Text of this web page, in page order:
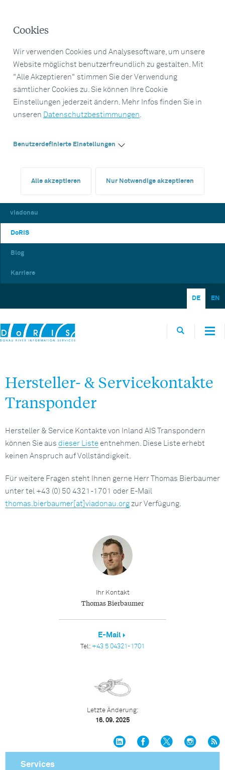
Cookies
Wir verwenden Cookies und Analysesoftware, um unsere
Website möglichst benutzerfreundlich zu gestalten. Mit
"Alle Akzeptieren" stimmen Sie der Verwendung
sämtlicher Cookies zu. Sie können Ihre Cookie
Einstellungen jederzeit ändern. Mehr Infos finden Sie in
unseren Datenschutzbestimmungen.
Benutzerdefinierte Einstellungen
Alle akzeptieren Nur Notwendige akzeptieren
viadonau
DoRIS
Blog
Karriere
DE EN
Hersteller- & Servicekontakte
Transponder
Hersteller & Service Kontakte von Inland AIS Transpondern
können Sie aus dieser Liste entnehmen. Diese Liste erhebt
keinen Anspruch auf Vollständigkeit.
Für weitere Fragen steht Ihnen gerne Herr Thomas Bierbaumer
unter tel +43 (0) 50 4321-1701 oder E-Mail
thomas.bierbaumer[at]viadonau.org zur Verfügung.
Ihr Kontakt
Thomas Bierbaumer
E-Mail
Tel: +43 5 04321-1701
Letzte Änderung:
16. 09. 2025
Services